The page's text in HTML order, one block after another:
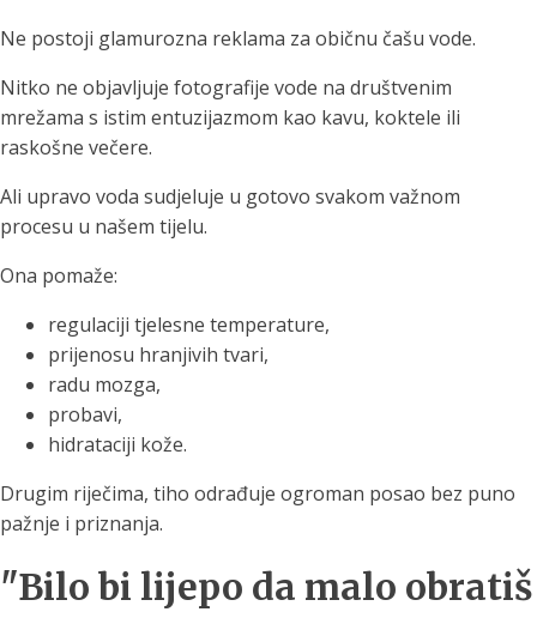
Ne postoji glamurozna reklama za običnu čašu vode.
Nitko ne objavljuje fotografije vode na društvenim
mrežama s istim entuzijazmom kao kavu, koktele ili
raskošne večere.
Ali upravo voda sudjeluje u gotovo svakom važnom
procesu u našem tijelu.
Ona pomaže:
regulaciji tjelesne temperature,
prijenosu hranjivih tvari,
radu mozga,
probavi,
hidrataciji kože.
Drugim riječima, tiho odrađuje ogroman posao bez puno
pažnje i priznanja.
"Bilo bi lijepo da malo obratiš